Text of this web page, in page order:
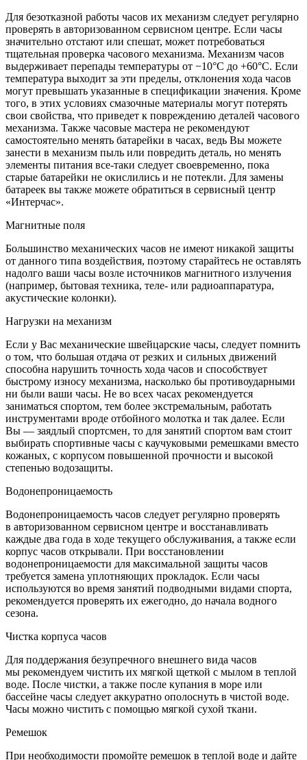
Для безотказной работы часов их механизм следует регулярно
проверять в авторизованном сервисном центре. Если часы
значительно отстают или спешат, может потребоваться
тщательная проверка часового механизма. Механизм часов
выдерживает перепады температуры от −10°C до +60°C. Если
температура выходит за эти пределы, отклонения хода часов
могут превышать указанные в спецификации значения. Кроме
того, в этих условиях смазочные материалы могут потерять
свои свойства, что приведет к повреждению деталей часового
механизма. Также часовые мастера не рекомендуют
самостоятельно менять батарейки в часах, ведь Вы можете
занести в механизм пыль или повредить деталь, но менять
элементы питания все-таки следует своевременно, пока
старые батарейки не окислились и не потекли. Для замены
батареек вы также можете обратиться в сервисный центр
«Интерчас».
Магнитные поля
Большинство механических часов не имеют никакой защиты
от данного типа воздействия, поэтому старайтесь не оставлять
надолго ваши часы возле источников магнитного излучения
(например, бытовая техника, теле- или радиоаппаратура,
акустические колонки).
Нагрузки на механизм
Если у Вас механические швейцарские часы, следует помнить
о том, что большая отдача от резких и сильных движений
способна нарушить точность хода часов и способствует
быстрому износу механизма, насколько бы противоударными
ни были ваши часы. Не во всех часах рекомендуется
заниматься спортом, тем более экстремальным, работать
инструментами вроде отбойного молотка и так далее. Если
Вы — заядлый спортсмен, то для занятий спортом вам стоит
выбирать спортивные часы с каучуковыми ремешками вместо
кожаных, с корпусом повышенной прочности и высокой
степенью водозащиты.
Водонепроницаемость
Водонепроницаемость часов следует регулярно проверять
в авторизованном сервисном центре и восстанавливать
каждые два года в ходе текущего обслуживания, а также если
корпус часов открывали. При восстановлении
водонепроницаемости для максимальной защиты часов
требуется замена уплотняющих прокладок. Если часы
используются во время занятий подводными видами спорта,
рекомендуется проверять их ежегодно, до начала водного
сезона.
Чистка корпуса часов
Для поддержания безупречного внешнего вида часов
мы рекомендуем чистить их мягкой щеткой с мылом в теплой
воде. После чистки, а также после купания в море или
бассейне часы следует аккуратно ополоснуть в чистой воде.
Часы можно чистить с помощью мягкой сухой ткани.
Ремешок
При необходимости промойте ремешок в теплой воде и дайте